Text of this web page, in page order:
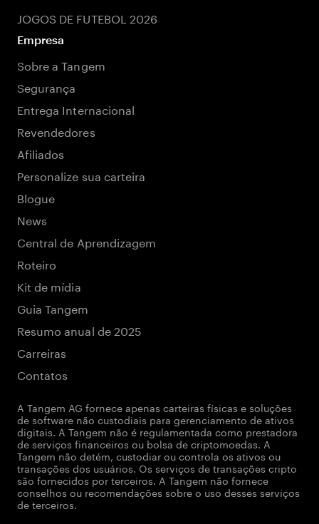
JOGOS DE FUTEBOL 2026
Empresa
Sobre a Tangem
Segurança
Entrega Internacional
Revendedores
Afiliados
Personalize sua carteira
Blogue
News
Central de Aprendizagem
Roteiro
Kit de mídia
Guia Tangem
Resumo anual de 2025
Carreiras
Contatos
A Tangem AG fornece apenas carteiras físicas e soluções
de software não custodiais para gerenciamento de ativos
digitais. A Tangem não é regulamentada como prestadora
de serviços financeiros ou bolsa de criptomoedas. A
Tangem não detém, custodiar ou controla os ativos ou
transações dos usuários. Os serviços de transações cripto
são fornecidos por terceiros. A Tangem não fornece
conselhos ou recomendações sobre o uso desses serviços
de terceiros.